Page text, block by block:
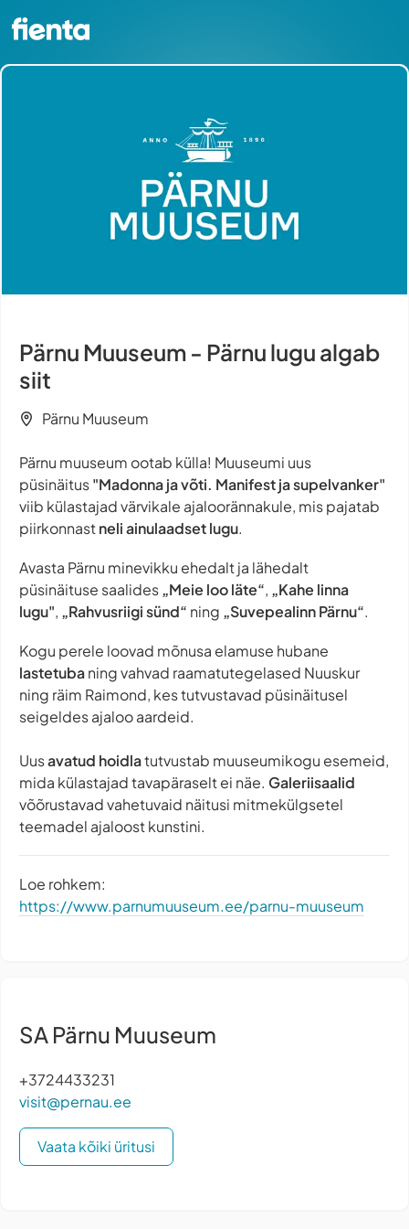
Pärnu Muuseum - Pärnu lugu algab
siit
Pärnu Muuseum
Pärnu muuseum ootab külla! Muuseumi uus
püsinäitus"Madonna ja võti. Manifest ja supelvanker"
viib külastajad värvikale ajaloorännakule, mis pajatab
piirkonnastneli ainulaadset lugu.
Avasta Pärnu minevikku ehedalt ja lähedalt
püsinäituse saalides„Meie loo läte“, „Kahe linna
lugu", „Rahvusriigi sünd“ ning „Suvepealinn Pärnu“.
Kogu perele loovad mõnusa elamuse hubane
lastetubaning vahvad raamatutegelased Nuuskur
ning räim Raimond, kes tutvustavad püsinäitusel
seigeldes ajaloo aardeid.
Uusavatud hoidlatutvustab muuseumikogu esemeid,
mida külastajad tavapäraselt ei näe. Galeriisaalid
võõrustavad vahetuvaid näitusi mitmekülgsetel
teemadel ajaloost kunstini.
Loe rohkem:
https://www.parnumuuseum.ee/parnu-muuseum
SA Pärnu Muuseum
+3724433231
visit@pernau.ee
Vaata kõiki üritusi